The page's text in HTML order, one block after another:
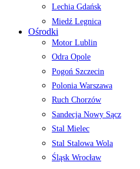
Lechia Gdańsk
Miedź Legnica
Ośrodki
Motor Lublin
Odra Opole
Pogoń Szczecin
Polonia Warszawa
Ruch Chorzów
Sandecja Nowy Sącz
Stal Mielec
Stal Stalowa Wola
Śląsk Wrocław